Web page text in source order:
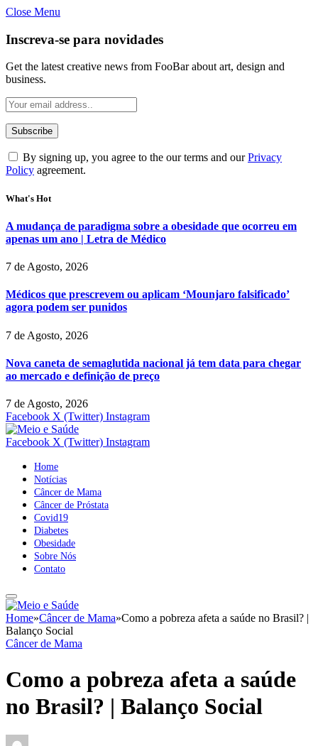
Close Menu
Inscreva-se para novidades
Get the latest creative news from FooBar about art, design and
business.
By signing up, you agree to the our terms and ourPrivacy
Policy agreement.
What's Hot
A mudança de paradigma sobre a obesidade que ocorreu em
apenas um ano | Letra de Médico
7 de Agosto, 2026
Médicos que prescrevem ou aplicam ‘Mounjaro falsificado’
agora podem ser punidos
7 de Agosto, 2026
Nova caneta de semaglutida nacional já tem data para chegar
ao mercado e definição de preço
7 de Agosto, 2026
Facebook X (Twitter) Instagram
Facebook X (Twitter) Instagram
Home
Notícias
Câncer de Mama
Câncer de Próstata
Covid19
Diabetes
Obesidade
Sobre Nós
Contato
Home»Câncer de Mama»Como a pobreza afeta a saúde no Brasil? |
Balanço Social
Câncer de Mama
Como a pobreza afeta a saúde
no Brasil? | Balanço Social